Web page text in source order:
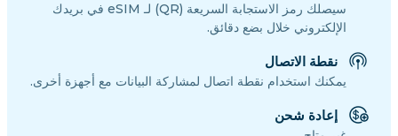
سيصلك رمز الاستجابة السريعة (QR) لـ eSIM في بريدك
الإلكتروني خلال بضع دقائق.
نقطة الاتصال
يمكنك استخدام نقطة اتصال لمشاركة البيانات مع أجهزة أخرى.
إعادة شحن